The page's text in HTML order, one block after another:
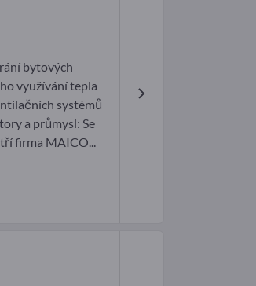
bytových
využívání tepla
systémů
a průmysl: Se
firma MAICO...